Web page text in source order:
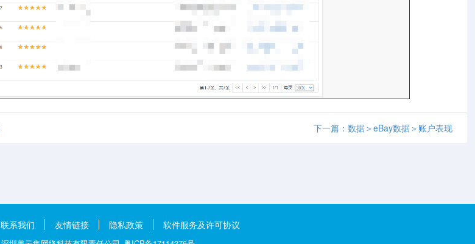
下一篇：数据＞eBay数据＞账户表现
联系我们 友情链接 隐私政策 软件服务及许可协议